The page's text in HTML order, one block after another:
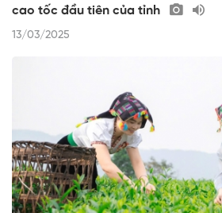
cao tốc đầu tiên của tỉnh
13/03/2025